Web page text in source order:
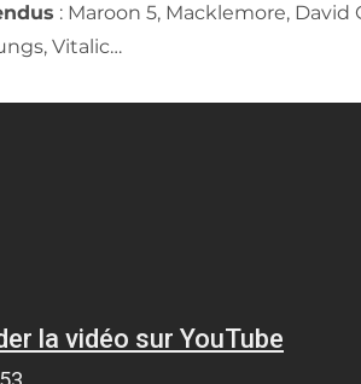
: Maroon 5, Macklemore, David
Vitalic…